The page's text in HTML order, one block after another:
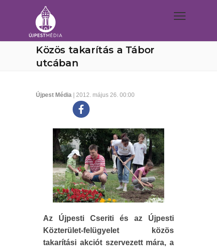
Közös takarítás a Tábor
utcában
Újpest Média | 2012. május 26. 00:00
Az Újpesti Cseriti és az Újpesti
Közterület-felügyelet közös
takarítási akciót szervezett mára, a